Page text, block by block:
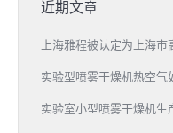
近期文章
上海雅程被认定为上海市
实验型喷雾干燥机热空气
实验室小型喷雾干燥机生